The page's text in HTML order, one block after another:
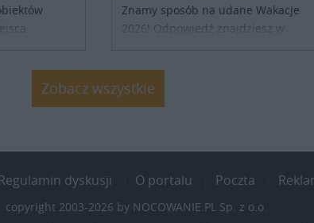
Znamy sposób na udane Wakacje
2026! Odpowiedź znajdziesz w
atrakcyjne noclegi czekają...
Zobacz wszystkie
Regulamin dyskusji O portalu Poczta
copyright 2003-2026 by NOCOWANIE.PL Sp. z o.o.